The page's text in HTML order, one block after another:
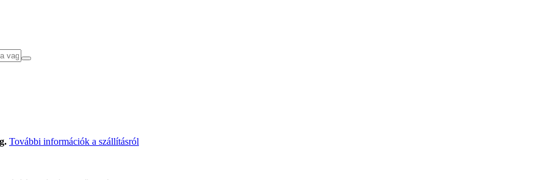
További információk a szállításról